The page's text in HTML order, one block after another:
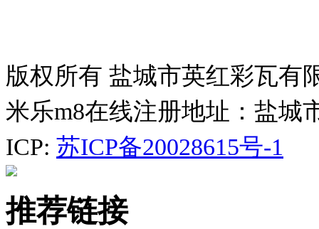
版权所有 盐城市英红彩瓦有
米乐m8在线注册地址：盐城
ICP: 苏ICP备20028615号-1
推荐链接